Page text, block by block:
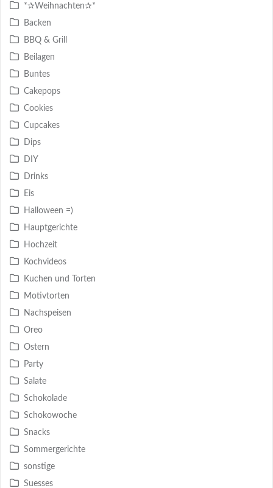
*✰Weihnachten✰*
Backen
BBQ & Grill
Beilagen
Buntes
Cakepops
Cookies
Cupcakes
Dips
DIY
Drinks
Eis
Halloween =)
Hauptgerichte
Hochzeit
Kochvideos
Kuchen und Torten
Motivtorten
Nachspeisen
Oreo
Ostern
Party
Salate
Schokolade
Schokowoche
Snacks
Sommergerichte
sonstige
Suesses